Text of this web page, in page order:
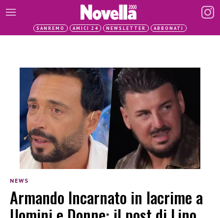
SANREMO AMICI 24 NEWSLETTER ABBONATI
NEWS
Armando Incarnato in lacrime a